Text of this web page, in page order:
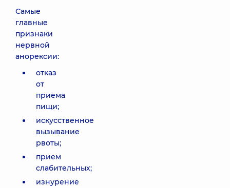
Самые
главные
признаки
нервной
анорексии:
отказ
от
приема
пищи;
искусственное
вызывание
рвоты;
прием
слабительных;
изнурение